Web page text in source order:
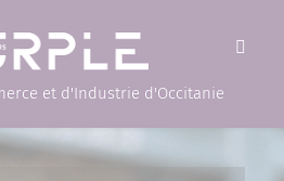
et d'Industrie d'Occitanie